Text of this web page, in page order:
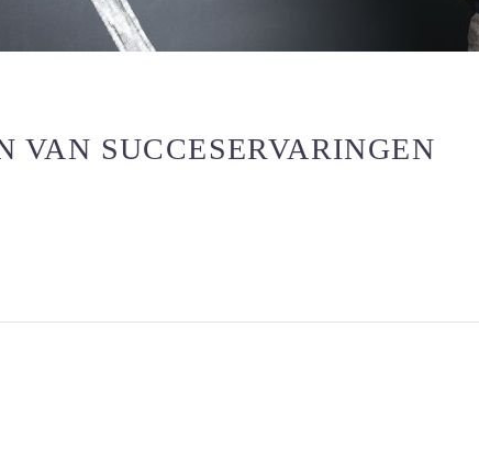
VAN SUCCESERVARINGEN